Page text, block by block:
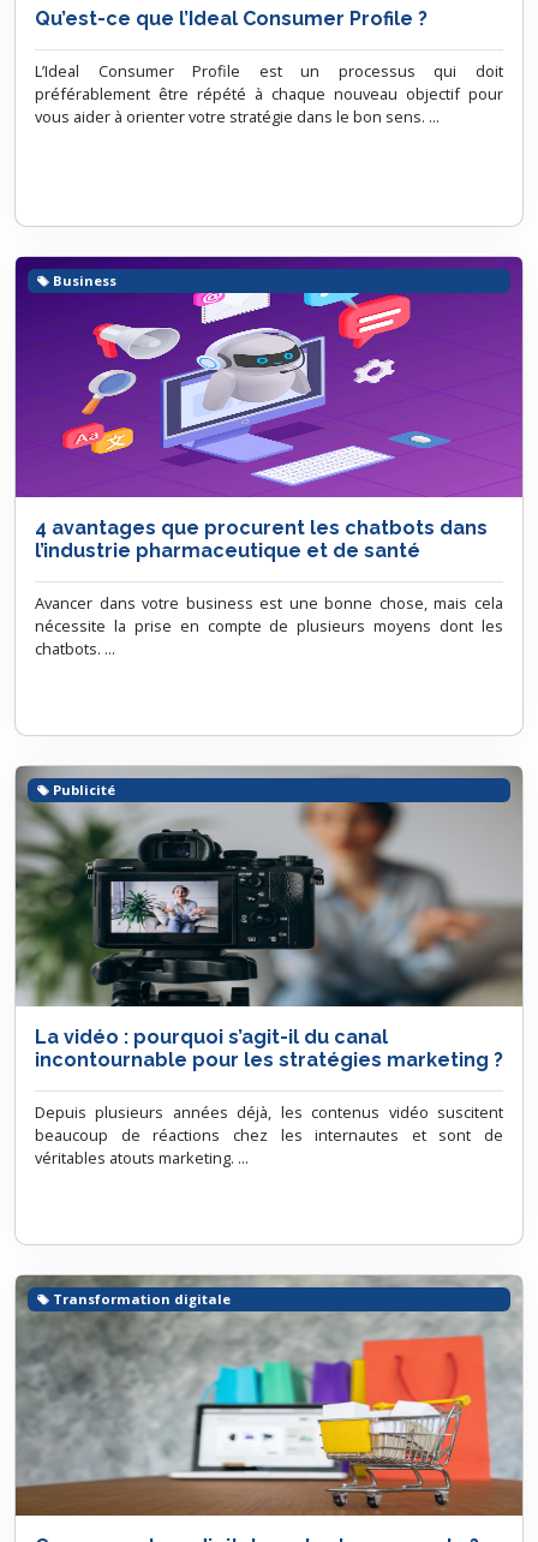
Qu’est-ce que l’Ideal Consumer Profile ?
L’Ideal Consumer Profile est un processus qui doit
préférablement être répété à chaque nouveau objectif pour
vous aider à orienter votre stratégie dans le bon sens. ...
4 avantages que procurent les chatbots dans
l’industrie pharmaceutique et de santé
Avancer dans votre business est une bonne chose, mais cela
nécessite la prise en compte de plusieurs moyens dont les
chatbots. ...
Business
La vidéo : pourquoi s’agit-il du canal
incontournable pour les stratégies marketing ?
Depuis plusieurs années déjà, les contenus vidéo suscitent
beaucoup de réactions chez les internautes et sont de
véritables atouts marketing. ...
Publicité
Transformation digitale